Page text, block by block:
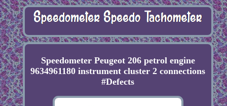
Speedometer Peugeot 206 petrol engine
9634961180 instrument cluster 2 connections
#Defects